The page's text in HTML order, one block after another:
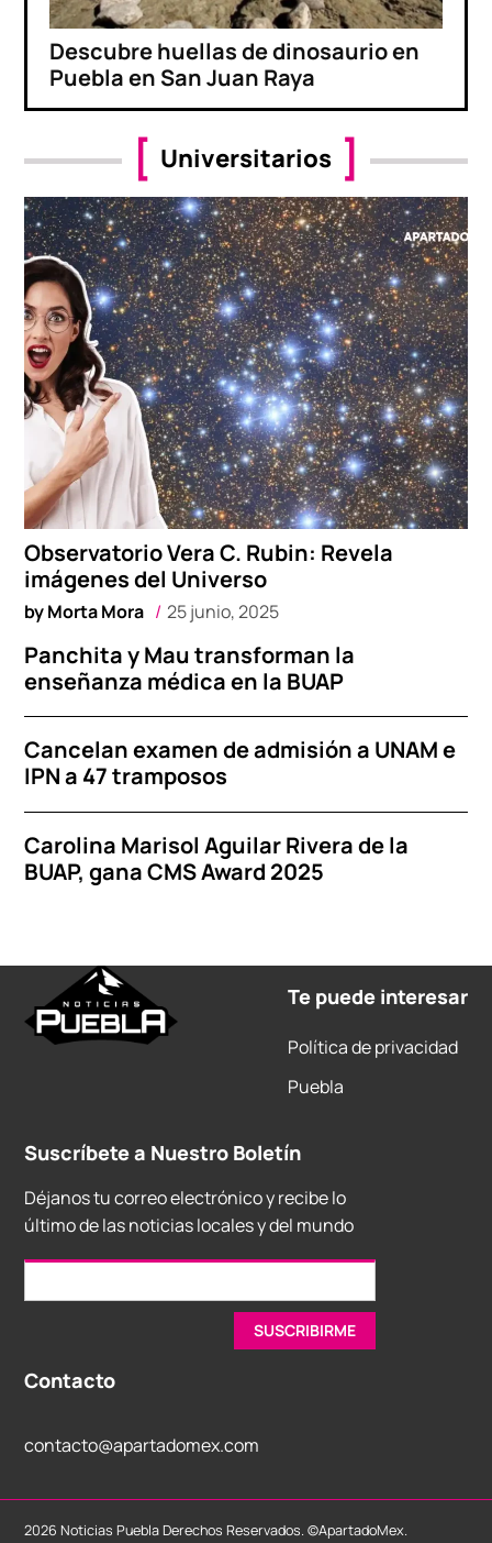
Descubre huellas de dinosaurio en
Puebla en San Juan Raya
Universitarios
Observatorio Vera C. Rubin: Revela
imágenes del Universo
byMorta Mora 25 junio, 2025
Panchita y Mau transforman la
enseñanza médica en la BUAP
Cancelan examen de admisión a UNAM e
IPN a 47 tramposos
Carolina Marisol Aguilar Rivera de la
BUAP, gana CMS Award 2025
Te puede interesar
Política de privacidad
Puebla
Suscríbete a Nuestro Boletín
Déjanos tu correo electrónico y recibe lo
último de las noticias locales y del mundo
Contacto
contacto@apartadomex.com
2026 Noticias Puebla Derechos Reservados. ©ApartadoMex.